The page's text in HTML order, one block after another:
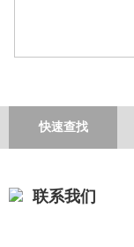
快速查找
联系我们